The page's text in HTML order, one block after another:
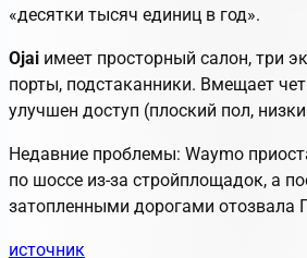
«десятки тысяч единиц в год».
Ojai имеет просторный салон, три
порты, подстаканники. Вмещает
улучшен доступ (плоский пол,
Недавние проблемы: Waymo
по шоссе из-за стройплощадок, а
затопленными дорогами отозвала
источник